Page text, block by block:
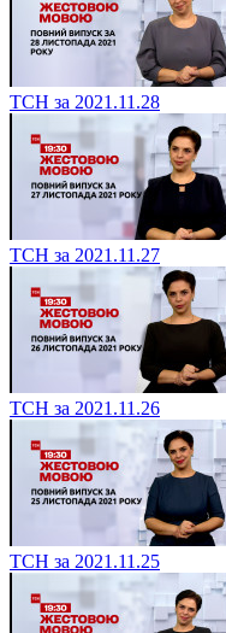
ТСН за 2021.11.28
ТСН за 2021.11.27
ТСН за 2021.11.26
ТСН за 2021.11.25